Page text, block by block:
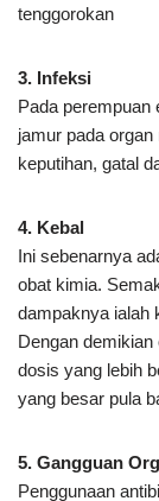
tenggorokan
3. Infeksi
Pada perempuan
jamur pada
keputihan, gatal
4. Kebal
Ini sebenarnya
obat kimia.
dampaknya ialah
Dengan
dosis yang lebih
yang besar pula
5. Gangguan
Penggunaan